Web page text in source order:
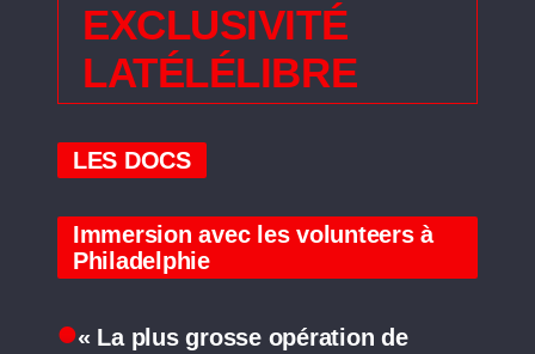
EXCLUSIVITÉ
LATÉLÉLIBRE
LES DOCS
Immersion avec les volunteers à
Philadelphie
« La plus grosse opération de